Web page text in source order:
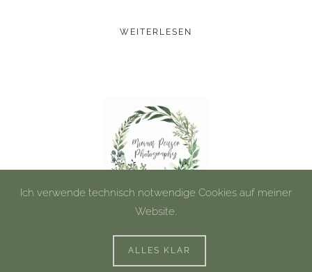
WEITERLESEN
Impressum | Datenschutz
Ich verwende technisch notwendige Cookies auf meiner
Website.
ALLES KLAR